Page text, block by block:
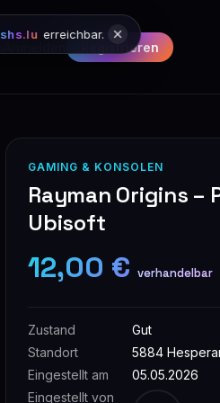
Registrieren
shs.lu erreichbar.
GAMING & KONSOLEN
Rayman Origins –
Ubisoft
12,00 € verhandelbar
Zustand
Gut
Standort
5884
Eingestellt am
05.05.2026
Eingestellt von